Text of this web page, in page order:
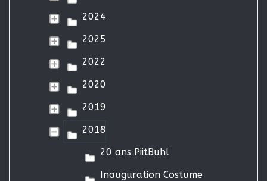
2024
2025
2022
2020
2019
2018
20 ans PiitBuhl
Inauguration Costume